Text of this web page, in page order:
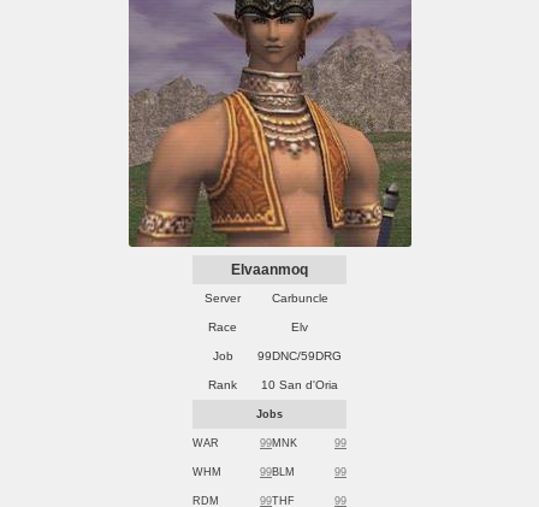
Elvaanmoq
Server Carbuncle
Race Elv
Job 99DNC/59DRG
Rank 10 San d'Oria
Jobs
WAR 99MNK 99
WHM 99BLM 99
RDM 99THF 99